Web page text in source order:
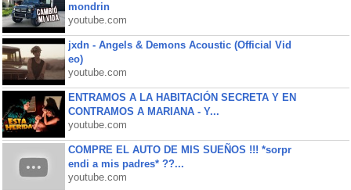
mondrin
youtube.com
jxdn - Angels & Demons Acoustic (Official Vid
eo)
youtube.com
ENTRAMOS A LA HABITACIÓN SECRETA Y EN
CONTRAMOS A MARIANA - Y...
youtube.com
COMPRE EL AUTO DE MIS SUEÑOS !!! *sorpr
endi a mis padres* ??...
youtube.com